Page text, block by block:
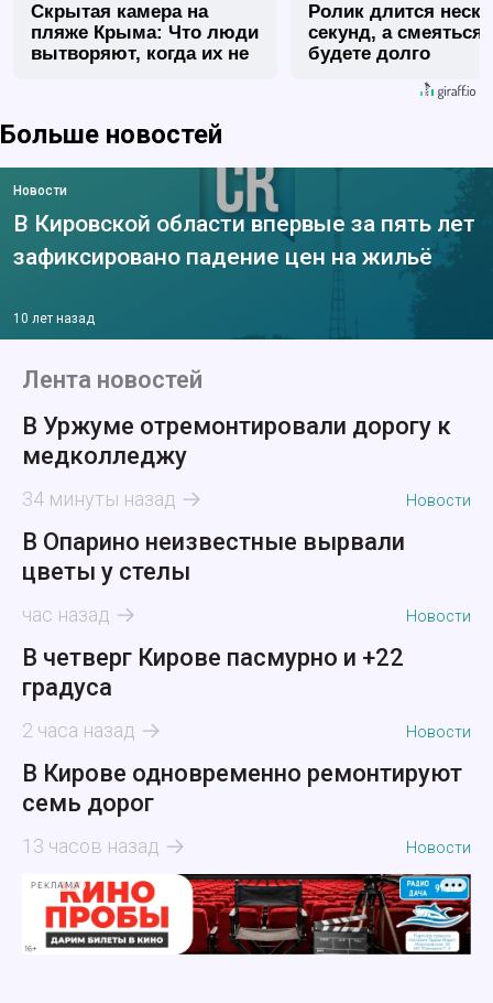
Скрытая камера на
пляже Крыма: Что люди
вытворяют, когда их не
Ролик длится
секунд, а смеяться
будете долго
Больше новостей
Новости
В Кировской области впервые за пять лет
зафиксировано падение цен на жильё
10 лет назад
Лента новостей
В Уржуме отремонтировали дорогу к
медколледжу
34 минуты назад Новости
В Опарино неизвестные вырвали
цветы у стелы
час назад Новости
В четверг Кирове пасмурно и +22
градуса
2 часа назад Новости
В Кирове одновременно ремонтируют
семь дорог
13 часов назад Новости
РЕКЛАМА